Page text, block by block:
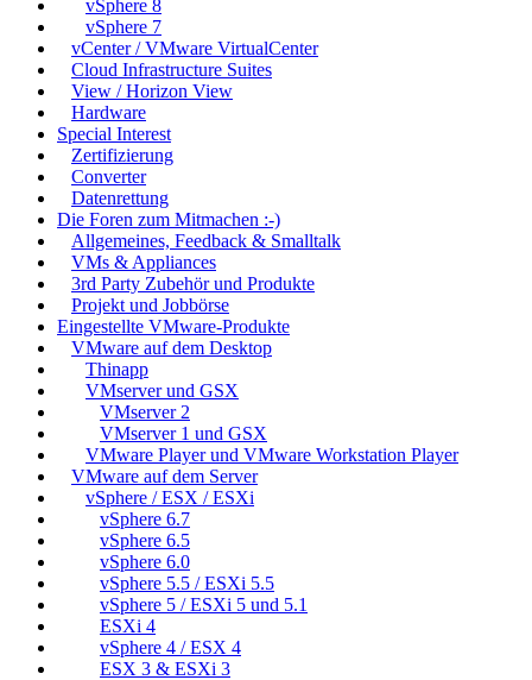
vSphere 8
vSphere 7
vCenter / VMware VirtualCenter
Cloud Infrastructure Suites
View / Horizon View
Hardware
Special Interest
Zertifizierung
Converter
Datenrettung
Die Foren zum Mitmachen :-)
Allgemeines, Feedback & Smalltalk
VMs & Appliances
3rd Party Zubehör und Produkte
Projekt und Jobbörse
Eingestellte VMware-Produkte
VMware auf dem Desktop
Thinapp
VMserver und GSX
VMserver 2
VMserver 1 und GSX
VMware Player und VMware Workstation Player
VMware auf dem Server
vSphere / ESX / ESXi
vSphere 6.7
vSphere 6.5
vSphere 6.0
vSphere 5.5 / ESXi 5.5
vSphere 5 / ESXi 5 und 5.1
ESXi 4
vSphere 4 / ESX 4
ESX 3 & ESXi 3